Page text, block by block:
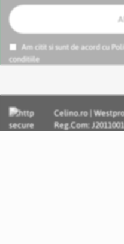
Am citit si sunt de acord cu
conditiile
Celino.ro | Westpro
Reg.Com: